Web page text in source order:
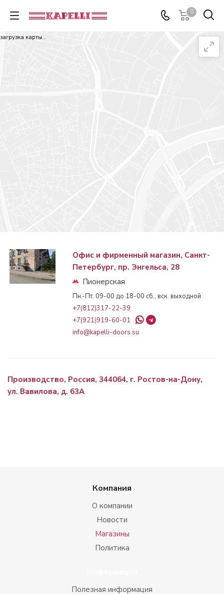
0
загрузка карты...
Офис и фирменный магазин, Санкт-
Петербург, пр. Энгельса, 28
Пионерская
Пн.-Пт. 09-00 до 18-00 сб., вск. выходной
+7(812)317-22-39
+7(921)919-60-01
info@kapelli-doors.su
Производство, Россия, 344064, г. Ростов-на-Дону,
ул. Вавилова, д. 63А
Компания
О компании
Новости
Магазины
Политика
Полезная информация